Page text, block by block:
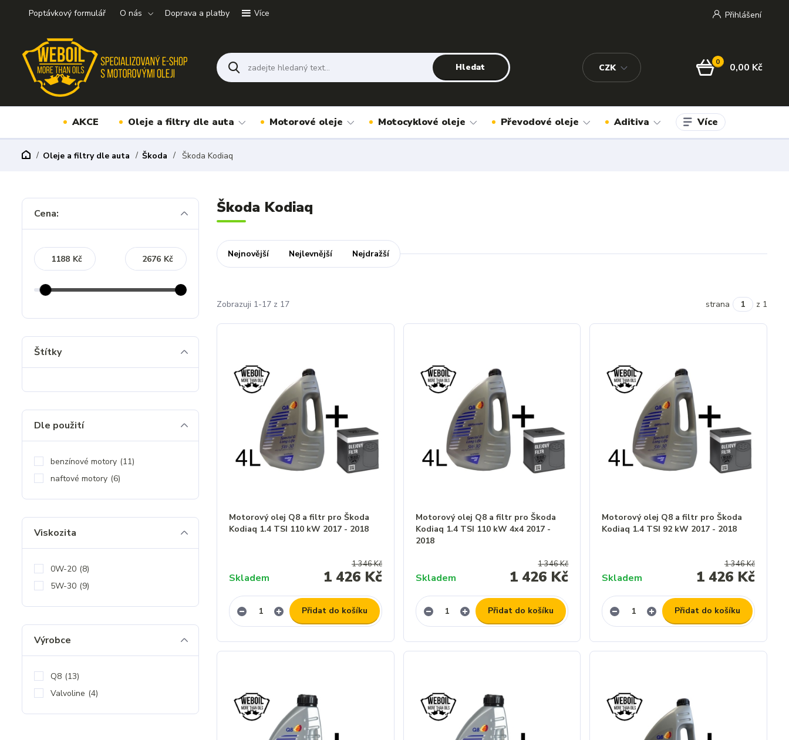
Poptávkový formulář O nás Doprava a platby Více
CZK
Přihlášení
Hledat 0 0,00 Kč
AKCE Oleje a filtry dle auta Motorové oleje Motocyklové oleje Převodové oleje Aditiva Více
Oleje a filtry dle auta Škoda Škoda Kodiaq
Škoda Kodiaq
Nejnovější Nejlevnější Nejdražší
Zobrazuji 1-17 z 17 strana z 1
Motorový olej Q8 a filtr pro Škoda
Kodiaq 1.4 TSI 110 kW 2017 - 2018
1 346 Kč
1 426 Kč
Skladem
Přidat do košíku
Motorový olej Q8 a filtr pro Škoda
Kodiaq 1.4 TSI 110 kW 4x4 2017 -
2018
1 346 Kč
1 426 Kč
Skladem
Přidat do košíku
Motorový olej Q8 a filtr pro Škoda
Kodiaq 1.4 TSI 92 kW 2017 - 2018
1 346 Kč
1 426 Kč
Skladem
Přidat do košíku
Cena:
Kč Kč
Štítky
Dle použití
benzínové motory (11)
naftové motory (6)
Viskozita
0W-20 (8)
5W-30 (9)
Výrobce
Q8 (13)
Valvoline (4)